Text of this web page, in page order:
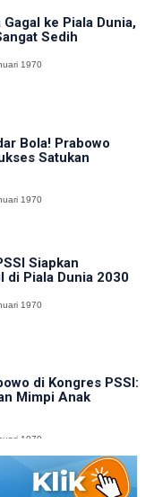
ke Piala Dunia,
Sedih
1970
Bola! Prabowo
Satukan
1970
Siapkan
di Piala Dunia 2030
1970
di Kongres PSSI:
Mimpi Anak
1970